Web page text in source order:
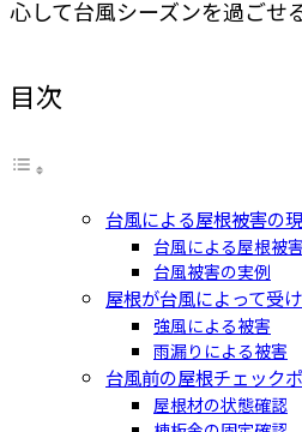
心して台風シーズンを過ごせ
目次
台風による屋根被害の
台風による屋根被
台風被害の実例
屋根が台風によって受
強風による被害
雨漏りによる被害
台風前の屋根チェック
屋根材の状態確認